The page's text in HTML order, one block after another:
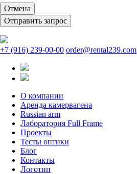
Отмена
+7 (916) 239-00-00 order@rental239.com
О компании
Аренда камервагена
Russian arm
Лаборатория Full Frame
Проекты
Тесты оптики
Блог
Контакты
Логотип